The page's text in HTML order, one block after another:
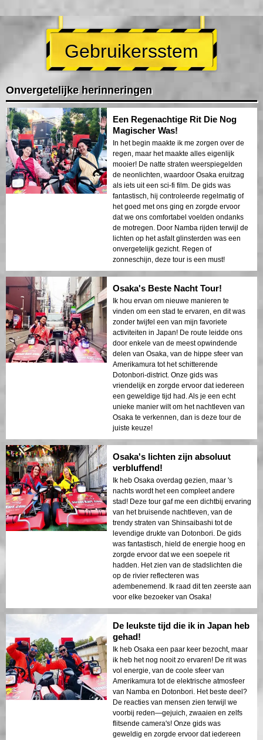
Gebruikersstem
Onvergetelijke herinneringen
Een Regenachtige Rit Die Nog
Magischer Was!
In het begin maakte ik me zorgen over de
regen, maar het maakte alles eigenlijk
mooier! De natte straten weerspiegelden
de neonlichten, waardoor Osaka eruitzag
als iets uit een sci-fi film. De gids was
fantastisch, hij controleerde regelmatig of
het goed met ons ging en zorgde ervoor
dat we ons comfortabel voelden ondanks
de motregen. Door Namba rijden terwijl de
lichten op het asfalt glinsterden was een
onvergetelijk gezicht. Regen of
zonneschijn, deze tour is een must!
Osaka's Beste Nacht Tour!
Ik hou ervan om nieuwe manieren te
vinden om een stad te ervaren, en dit was
zonder twijfel een van mijn favoriete
activiteiten in Japan! De route leidde ons
door enkele van de meest opwindende
delen van Osaka, van de hippe sfeer van
Amerikamura tot het schitterende
Dotonbori-district. Onze gids was
vriendelijk en zorgde ervoor dat iedereen
een geweldige tijd had. Als je een echt
unieke manier wilt om het nachtleven van
Osaka te verkennen, dan is deze tour de
juiste keuze!
Osaka's lichten zijn absoluut
verbluffend!
Ik heb Osaka overdag gezien, maar 's
nachts wordt het een compleet andere
stad! Deze tour gaf me een dichtbij ervaring
van het bruisende nachtleven, van de
trendy straten van Shinsaibashi tot de
levendige drukte van Dotonbori. De gids
was fantastisch, hield de energie hoog en
zorgde ervoor dat we een soepele rit
hadden. Het zien van de stadslichten die
op de rivier reflecteren was
adembenemend. Ik raad dit ten zeerste aan
voor elke bezoeker van Osaka!
De leukste tijd die ik in Japan heb
gehad!
Ik heb Osaka een paar keer bezocht, maar
ik heb het nog nooit zo ervaren! De rit was
vol energie, van de coole sfeer van
Amerikamura tot de elektrische atmosfeer
van Namba en Dotonbori. Het beste deel?
De reacties van mensen zien terwijl we
voorbij reden—gejuich, zwaaien en zelfs
flitsende camera's! Onze gids was
geweldig en zorgde ervoor dat iedereen